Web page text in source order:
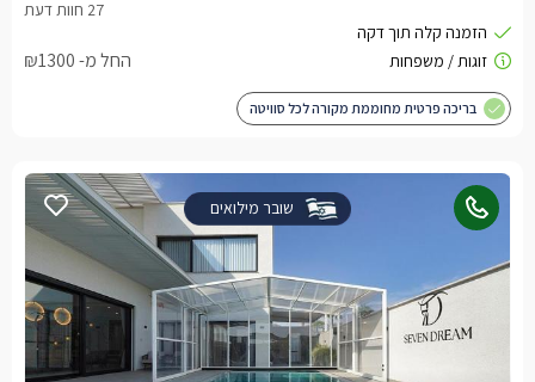
החל מ- ₪1300
בריכה פרטית מחוממת מקורה לכל סוויטה
שובר מילואים